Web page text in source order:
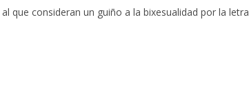
al que consideran un guiño a la bixesualidad por la letra